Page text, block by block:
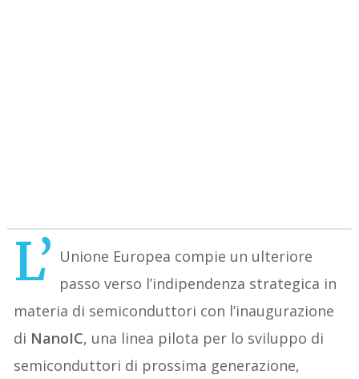
L’ Unione Europea compie un ulteriore
passo verso l’indipendenza strategica in
materia di semiconduttori con l’inaugurazione
di NanoIC, una linea pilota per lo sviluppo di
semiconduttori di prossima generazione,